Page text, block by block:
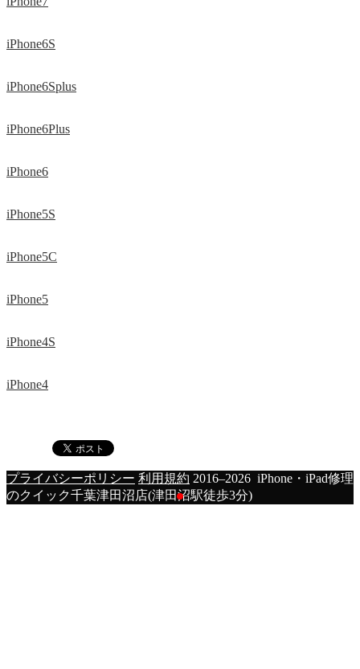
iPhone6S
iPhone6Splus
iPhone6Plus
iPhone6
iPhone5S
iPhone5C
iPhone5
iPhone4S
iPhone4
プライバシーポリシー 利用規約 2016–2026 iPhone・iPad修理
のクイック千葉津田沼店(津田沼駅徒歩3分)